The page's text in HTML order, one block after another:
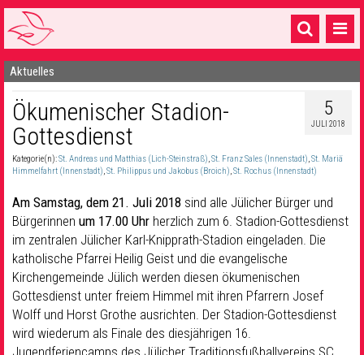
Startseite
1 Pfarrei
16 Gemeinden & mehr
Gottesdienste & Sinnsuche
Sakramente & Feste
Gemeinschaft & Soziales
Musik& Kultur
Seelsorge & Kontakt
Aktuelles
5
JULI 2018
Ökumenischer Stadion-
Gottesdienst
Kategorie(n):St. Andreas und Matthias (Lich-Steinstraß),St. Franz Sales (Innenstadt),St. Mariä
Himmelfahrt (Innenstadt),St. Philippus und Jakobus (Broich),St. Rochus (Innenstadt)
Am Samstag, dem 21. Juli 2018 sind alle Jülicher Bürger und
Bürgerinnen um 17.00 Uhr herzlich zum 6. Stadion-Gottesdienst
im zentralen Jülicher Karl-Knipprath-Stadion eingeladen. Die
katholische Pfarrei Heilig Geist und die evangelische
Kirchengemeinde Jülich werden diesen ökumenischen
Gottesdienst unter freiem Himmel mit ihren Pfarrern Josef
Wolff und Horst Grothe ausrichten. Der Stadion-Gottesdienst
wird wiederum als Finale des diesjährigen 16.
Jugendferiencamps des Jülicher Traditionsfußballvereins SC